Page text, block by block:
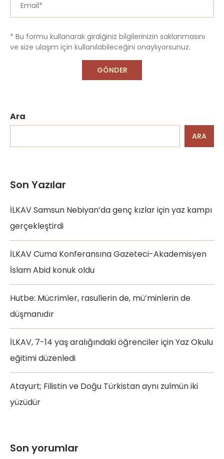
* Bu formu kullanarak girdiğiniz bilgilerinizin saklanmasını
ve size ulaşım için kullanılabileceğini onaylıyorsunuz.
Ara
ARA
Son Yazılar
İLKAV Samsun Nebiyan’da genç kızlar için yaz kampı
gerçekleştirdi
İLKAV Cuma Konferansına Gazeteci-Akademisyen
İslam Abid konuk oldu
Hutbe: Mücrimler, rasullerin de, mü’minlerin de
düşmanıdır
İLKAV, 7-14 yaş aralığındaki öğrenciler için Yaz Okulu
eğitimi düzenledi
Atayurt; Filistin ve Doğu Türkistan aynı zulmün iki
yüzüdür
Son yorumlar